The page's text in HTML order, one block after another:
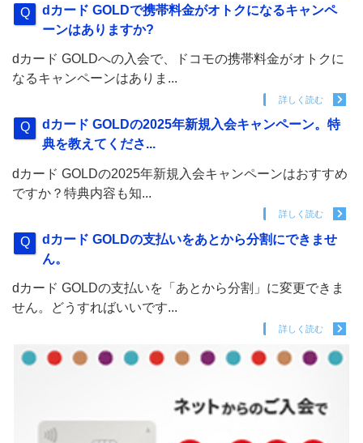
dカード GOLDで携帯料金がオトクになるキャンペ
ーンはありますか?
dカード GOLDへの入会で、ドコモの携帯料金がオトクに
なるキャンペーンはありま...
詳しく読む
dカード GOLDの2025年新規入会キャンペーン。特
典を教えてくださ...
dカード GOLDの2025年新規入会キャンペーンはおすすめ
ですか？特典内容も知...
詳しく読む
dカード GOLDの支払いをあとから分割にできませ
ん。
dカード GOLDの支払いを「あとから分割」に変更できま
せん。どうすればいいです...
詳しく読む